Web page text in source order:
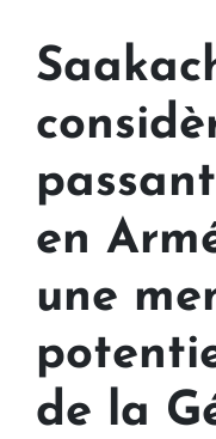
en
une
de la